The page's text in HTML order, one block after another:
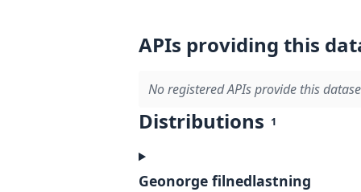
APIs providing this
No registered APIs provide this
Distributions 1
Geonorge filnedlastning